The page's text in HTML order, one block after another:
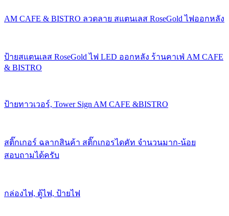
AM CAFE & BISTRO ลวดลาย สแตนเลส RoseGold ไฟออกหลัง
ป้ายสแตนเลส RoseGold ไฟ LED ออกหลัง ร้านคาเฟ่ AM CAFE
& BISTRO
ป้ายทาวเวอร์, Tower Sign AM CAFE &BISTRO
สติ๊กเกอร์ ฉลากสินค้า สติ๊กเกอรไดคัท จำนวนมาก-น้อย
สอบถามได้ครับ
กล่องไฟ, ตู้ไฟ, ป้ายไฟ